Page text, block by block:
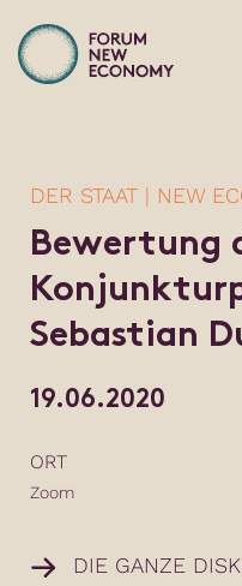
DER STAAT | NEW
Bewertung
Sebastian
19.06.2020
ORT
Zoom
DIE GANZE